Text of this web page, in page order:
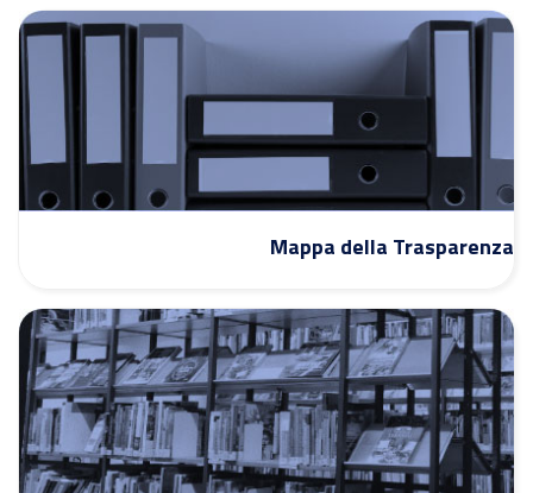
Mappa della Trasparenza